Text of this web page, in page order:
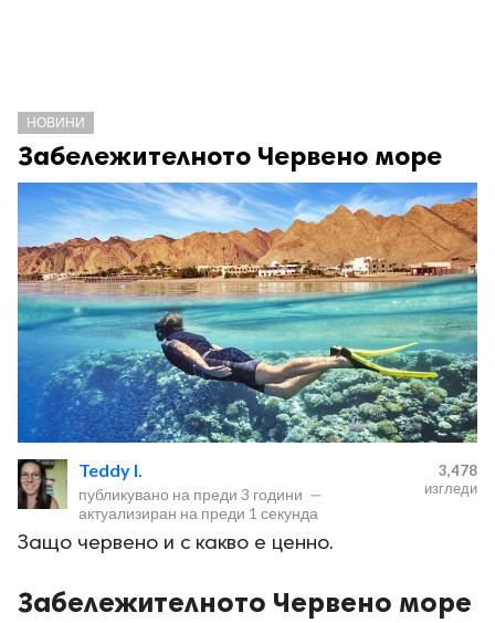
НОВИНИ
Забележителното Червено море
Teddy I.
публикувано на преди 3 години —
актуализиран на преди 1 секунда
3,478
изгледи
Защо червено и с какво е ценно.
Забележителното Червено море